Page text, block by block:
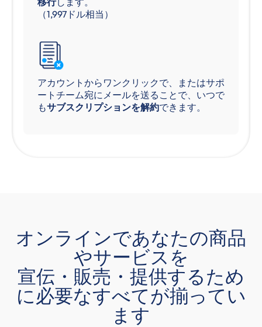
（1,997ドル相当）
アカウントからワンクリックで、またはサポ
ートチーム宛にメールを送ることで、いつで
もサブスクリプションを解約できます。
オンラインであなたの商品
やサービスを
宣伝・販売・提供するため
に必要なすべてが揃ってい
ます